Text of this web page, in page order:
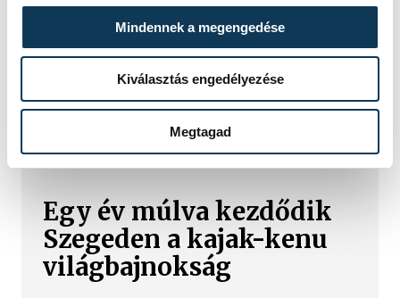
Mindennek a megengedése
Kiválasztás engedélyezése
Megtagad
TOVÁBBI CIKKEK
Egy év múlva kezdődik
Szegeden a kajak-kenu
világbajnokság